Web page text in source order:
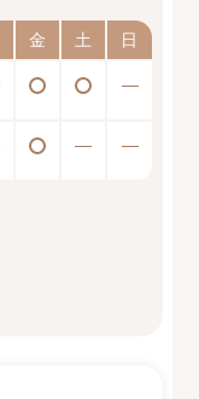
金 土 日